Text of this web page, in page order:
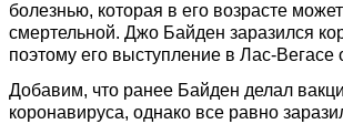
болезнью, которая в его возрасте
смертельной. Джо Байден заразился
поэтому его выступление в Лас-Вегасе
Добавим, что ранее Байден делал
коронавируса, однако все равно